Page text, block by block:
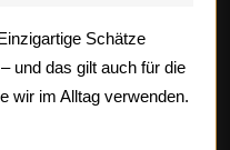
Schätze
und das gilt auch für die
wir im Alltag verwenden.